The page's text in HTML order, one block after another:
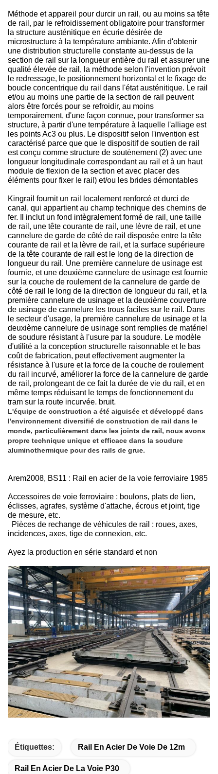
Méthode et appareil pour durcir un rail, ou au moins sa tête
de rail, par le refroidissement obligatoire pour transformer
la structure austénitique en écurie désirée de
microstructure à la température ambiante. Afin d'obtenir
une distribution structurelle constante au-dessus de la
section de rail sur la longueur entière du rail et assurer une
qualité élevée de rail, la méthode selon l'invention prévoit
le redressage, le positionnement horizontal et le fixage de
boucle concentrique du rail dans l'état austénitique. Le rail
et/ou au moins une partie de la section de rail peuvent
alors être forcés pour se refroidir, au moins
temporairement, d'une façon connue, pour transformer sa
structure, à partir d'une température à laquelle l'alliage est
les points Ac3 ou plus. Le dispositif selon l'invention est
caractérisé parce que que le dispositif de soutien de rail
est conçu comme structure de soutènement (2) avec une
longueur longitudinale correspondant au rail et à un haut
module de flexion de la section et avec placer des
éléments pour fixer le rail) et/ou les brides démontables
Kingrail fournit un rail localement renforcé et durci de
canal, qui appartient au champ technique des chemins de
fer. Il inclut un fond intègralement formé de rail, une taille
de rail, une tête courante de rail, une lèvre de rail, et une
cannelure de garde de côté de rail disposée entre la tête
courante de rail et la lèvre de rail, et la surface supérieure
de la tête courante de rail est le long de la direction de
longueur du rail. Une première cannelure de usinage est
fournie, et une deuxième cannelure de usinage est fournie
sur la couche de roulement de la cannelure de garde de
côté de rail le long de la direction de longueur du rail, et la
première cannelure de usinage et la deuxième couverture
de usinage de cannelure les trous faciles sur le rail. Dans
le secteur d'usage, la première cannelure de usinage et la
deuxième cannelure de usinage sont remplies de matériel
de soudure résistant à l'usure par la soudure. Le modèle
d'utilité a la conception structurelle raisonnable et le bas
coût de fabrication, peut effectivement augmenter la
résistance à l'usure et la force de la couche de roulement
du rail incurvé, améliorer la force de la cannelure de garde
de rail, prolongeant de ce fait la durée de vie du rail, et en
même temps réduisant le temps de fonctionnement du
tram sur la route incurvée. bruit.
L'équipe de construction a été aiguisée et développé dans
l'environnement diversifié de construction de rail dans le
monde, particulièrement dans les joints de rail, nous avons
propre technique unique et efficace dans la soudure
aluminothermique pour des rails de grue.
Arem2008, BS11 : Rail en acier de la voie ferroviaire 1985
Accessoires de voie ferroviaire : boulons, plats de lien,
éclisses, agrafes, système d'attache, écrous et joint, tige
de mesure, etc.
Pièces de rechange de véhicules de rail : roues, axes,
incidences, axes, tige de connexion, etc.
Ayez la production en série standard et non
Étiquettes: Rail En Acier De Voie De 12m
Rail En Acier De La Voie P30